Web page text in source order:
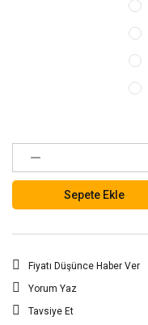
Sepete Ekle
Fiyatı Düşünce Haber Ver
Yorum Yaz
Tavsiye Et